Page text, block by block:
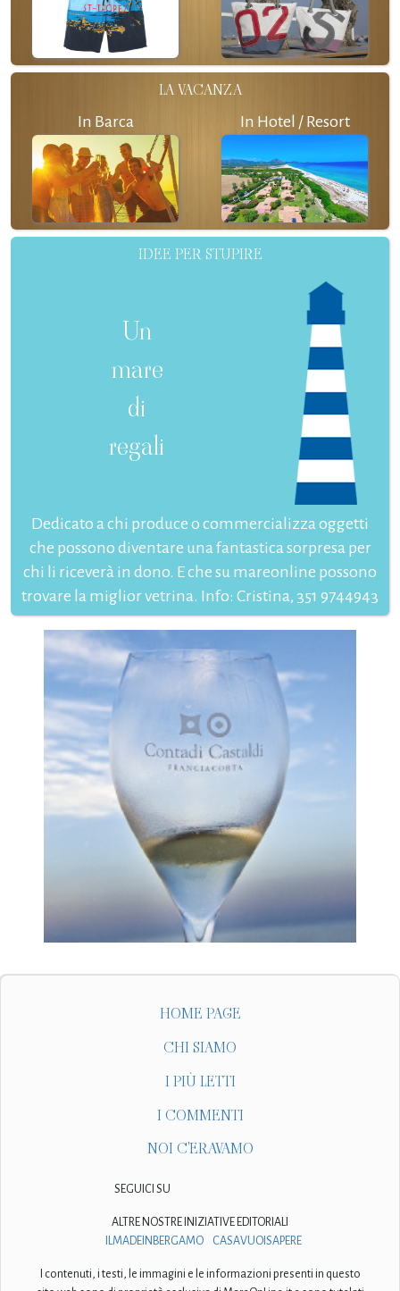
LA VACANZA
In Barca In Hotel / Resort
IDEE PER STUPIRE
Un
mare
di
regali
Dedicato a chi produce o commercializza oggetti
che possono diventare una fantastica sorpresa per
chi li riceverà in dono. E che su mareonline possono
trovare la miglior vetrina. Info: Cristina, 351 9744943
HOME PAGE
CHI SIAMO
I PIÙ LETTI
I COMMENTI
NOI C'ERAVAMO
SEGUICI SU
ALTRE NOSTRE INIZIATIVE EDITORIALI
ILMADEINBERGAMO
CASAVUOISAPERE
I contenuti, i testi, le immagini e le informazioni presenti in questo